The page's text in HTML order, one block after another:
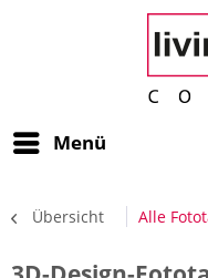
Menü
Übersicht Alle